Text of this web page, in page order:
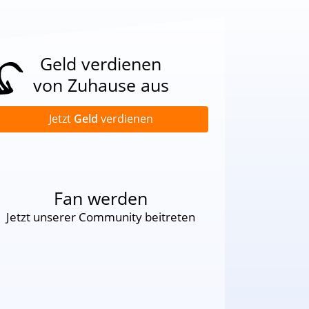
Geld verdienen
von Zuhause aus
Jetzt Geld verdienen
Fan werden
Jetzt unserer Community beitreten